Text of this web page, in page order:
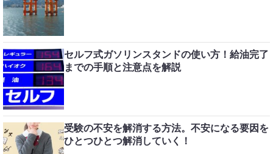
セルフ式ガソリンスタンドの使い方！給油完了
までの手順と注意点を解説
受験の不安を解消する方法。不安になる要因を
ひとつひとつ解消していく！